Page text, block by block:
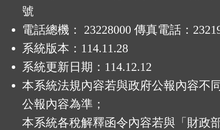
號
電話總機： 23228000 傳真電話：
系統版本： 114.11.28
系統更新日期： 114.12.12
本系統法規內容若與政府公報內容不
公報內容為準；
本系統各稅解釋函令內容若與「財政